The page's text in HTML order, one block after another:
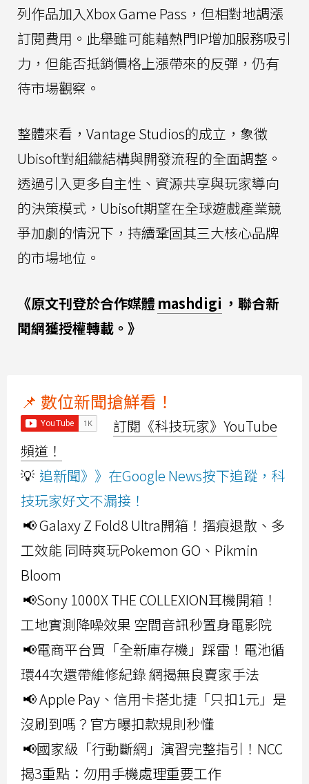
列作品加入Xbox Game Pass，但相對地調漲
訂閱費用。此舉雖可能藉熱門IP增加服務吸引
力，但能否抵銷價格上漲帶來的反彈，仍有
待市場觀察。
整體來看，Vantage Studios的成立，象徵
Ubisoft對組織結構與開發流程的全面調整。
透過引入更多自主性、資源共享與玩家導向
的決策模式，Ubisoft期望在全球遊戲產業競
爭加劇的情況下，持續鞏固其三大核心品牌
的市場地位。
《原文刊登於合作媒體 mashdigi ，聯合新
聞網獲授權轉載。》
📌 數位新聞搶鮮看！
訂閱《科技玩家》YouTube
頻道！
💡 追新聞》》在Google News按下追蹤，科
技玩家好文不漏接！
📢 Galaxy Z Fold8 Ultra開箱！摺痕退散、多
工效能 同時爽玩Pokemon GO、Pikmin
Bloom
📢Sony 1000X THE COLLEXION耳機開箱！
工地實測降噪效果 空間音訊秒置身電影院
📢電商平台買「全新庫存機」踩雷！電池循
環44次還帶維修紀錄 網揭無良賣家手法
📢 Apple Pay、信用卡搭北捷「只扣1元」是
沒刷到嗎？官方曝扣款規則秒懂
📢國家級「行動斷網」演習完整指引！NCC
揭3重點：勿用手機處理重要工作